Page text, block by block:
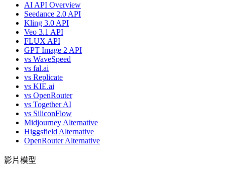
AI API Overview
Seedance 2.0 API
Kling 3.0 API
Veo 3.1 API
FLUX API
GPT Image 2 API
vs WaveSpeed
vs fal.ai
vs Replicate
vs KIE.ai
vs OpenRouter
vs Together AI
vs SiliconFlow
Midjourney Alternative
Higgsfield Alternative
OpenRouter Alternative
影片模型